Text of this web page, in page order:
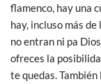
flamenco, hay una
hay, incluso más
no entran ni pa
ofreces la
te quedas.